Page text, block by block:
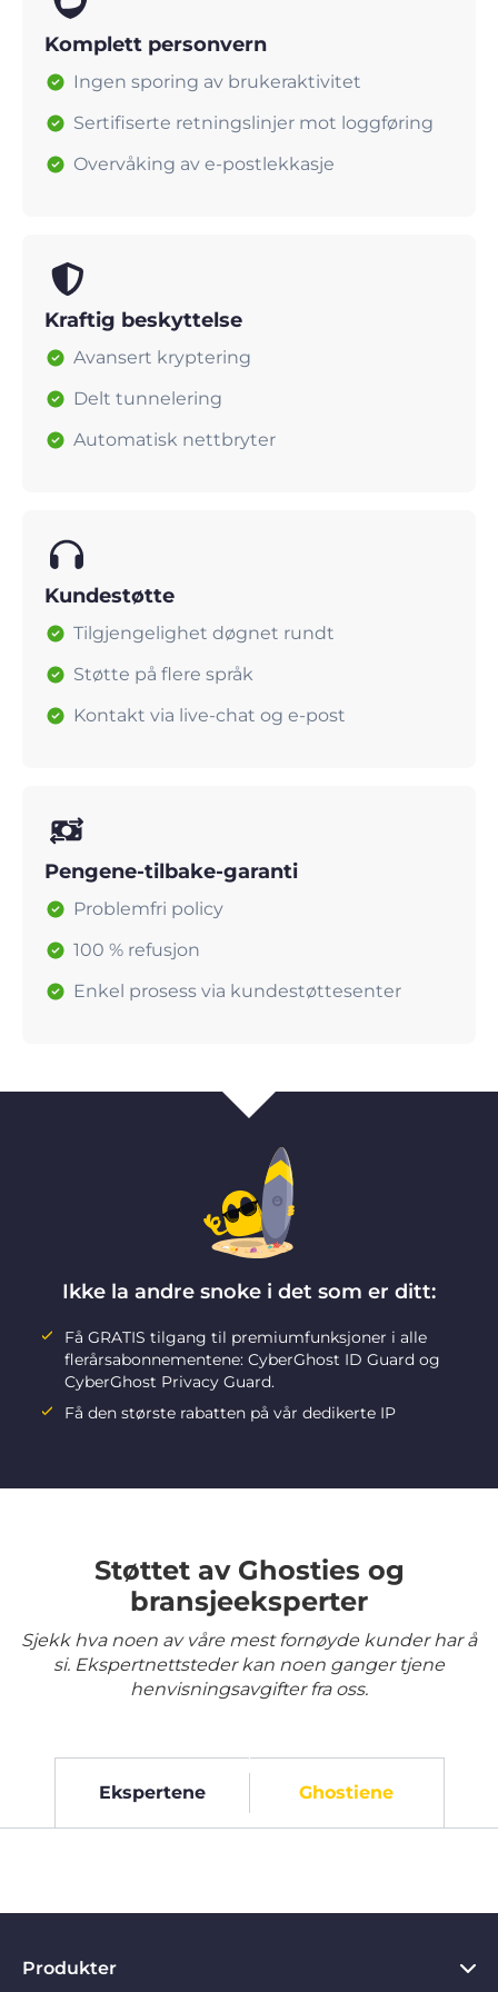
Komplett personvern
Ingen sporing av brukeraktivitet
Sertifiserte retningslinjer mot loggføring
Overvåking av e-postlekkasje
Kraftig beskyttelse
Avansert kryptering
Delt tunnelering
Automatisk nettbryter
Kundestøtte
Tilgjengelighet døgnet rundt
Støtte på flere språk
Kontakt via live-chat og e-post
Pengene-tilbake-garanti
Problemfri policy
100 % refusjon
Enkel prosess via kundestøttesenter
Ikke la andre snoke i det som er ditt:
Få GRATIS tilgang til premiumfunksjoner i alle
flerårsabonnementene: CyberGhost ID Guard og
CyberGhost Privacy Guard.
Få den største rabatten på vår dedikerte IP
Støttet av Ghosties og
bransjeeksperter
Sjekk hva noen av våre mest fornøyde kunder har å
si. Ekspertnettsteder kan noen ganger tjene
henvisningsavgifter fra oss.
Ekspertene Ghostiene
Produkter